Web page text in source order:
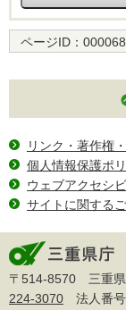
ページID：
リンク・著作権
個人情報保護ポ
ウェブアクセシ
サイトに関する
〒514-8570 三重県
224-3070 法人番号